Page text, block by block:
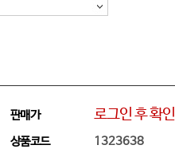
판매가 로그인 후 확인
상품코드
1323638